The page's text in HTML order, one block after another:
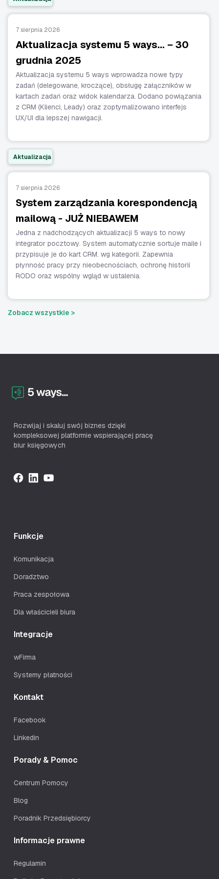
7 sierpnia 2026
Aktualizacja systemu 5 ways… – 30
grudnia 2025
Aktualizacja systemu 5 ways wprowadza nowe typy
zadań (delegowane, kroczące), obsługę załączników w
kartach zadań oraz widok kalendarza. Dodano powiązania
z CRM (Klienci, Leady) oraz zoptymalizowano interfejs
UX/UI dla lepszej nawigacji.
Aktualizacja
7 sierpnia 2026
System zarządzania korespondencją
mailową - JUŻ NIEBAWEM
Jedna z nadchodzących aktualizacji 5 ways to nowy
integrator pocztowy. System automatycznie sortuje maile i
przypisuje je do kart CRM. wg kategorii. Zapewnia
płynność pracy przy nieobecnościach, ochronę historii
RODO oraz wspólny wgląd w ustalenia.
Zobacz wszystkie >
Rozwijaj i skaluj swój biznes dzięki
kompleksowej platformie wspierającej pracę
biur księgowych
Funkcje
Komunikacja
Doradztwo
Praca zespołowa
Dla właścicieli biura
Integracje
wFirma
Systemy płatności
Kontakt
Facebook
Linkedin
Porady & Pomoc
Centrum Pomocy
Blog
Poradnik Przedsiębiorcy
Informacje prawne
Regulamin